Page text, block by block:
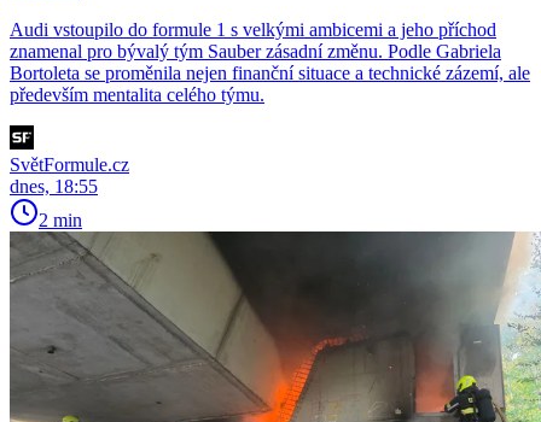
Audi vstoupilo do formule 1 s velkými ambicemi a jeho příchod
znamenal pro bývalý tým Sauber zásadní změnu. Podle Gabriela
Bortoleta se proměnila nejen finanční situace a technické zázemí, ale
především mentalita celého týmu.
SvětFormule.cz
dnes, 18:55
2 min